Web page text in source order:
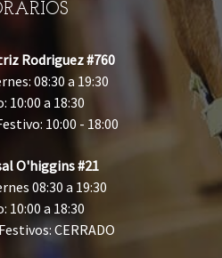
Rodriguez #760
08:30 a 19:30
10:00 a 18:30
10:00 - 18:00
O'higgins #21
08:30 a 19:30
10:00 a 18:30
CERRADO